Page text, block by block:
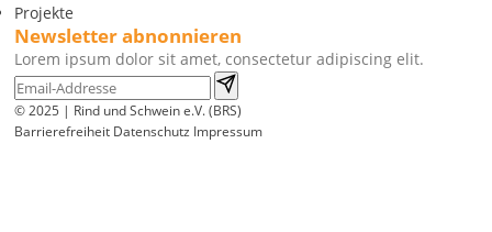
Projekte
Newsletter abnonnieren
Lorem ipsum dolor sit amet, consectetur adipiscing elit.
© 2025 | Rind und Schwein e.V. (BRS)
Barrierefreiheit Datenschutz Impressum